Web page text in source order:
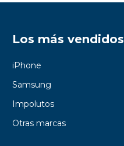
Los más vendidos
iPhone
Samsung
Impolutos
Otras marcas